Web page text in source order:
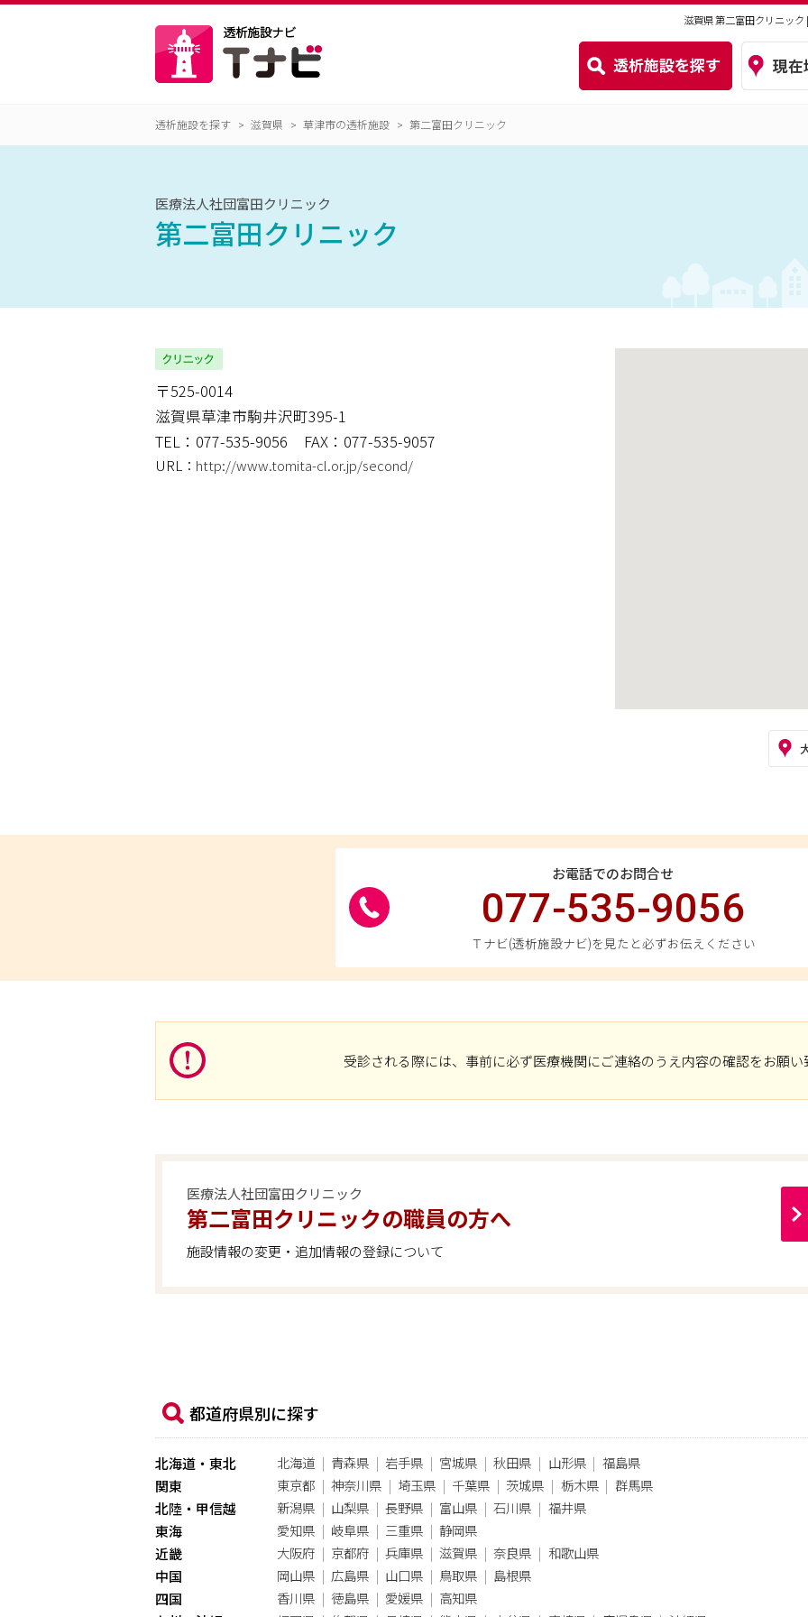
滋賀県 第二富田クリニッ
透析施設を探す 滋賀県 草津市の透析施設 第二富田クリニック
医療法人社団富田クリニック
第二富田クリニック
〒525-0014
滋賀県草津市駒井沢町395-1
TEL：077-535-9056
FAX：077-535-9057
URL： http://www.tomita-cl.or.jp/second/
お電話でのお問合せ
077-535-9056
Ｔナビ(透析施設ナビ)を見たと必ずお伝えください
受診される際には、事前に必ず医療機関にご連絡のうえ内容の確認をお願い
医療法人社団富田クリニック
第二富田クリニックの職員の方へ
施設情報の変更・追加情報の登録について
都道府県別に探す
北海道・東北 北海道 青森県 岩手県 宮城県 秋田県 山形県
福島県
関東
東京都 神奈川県 埼玉県 千葉県 茨城県 栃木県
群馬県
北陸・甲信越
新潟県 山梨県 長野県 富山県 石川県
福井県
東海
愛知県 岐阜県 三重県
静岡県
近畿
大阪府 京都府 兵庫県 滋賀県 奈良県
和歌山県
中国
岡山県 広島県 山口県 鳥取県
島根県
四国
香川県 徳島県 愛媛県
高知県